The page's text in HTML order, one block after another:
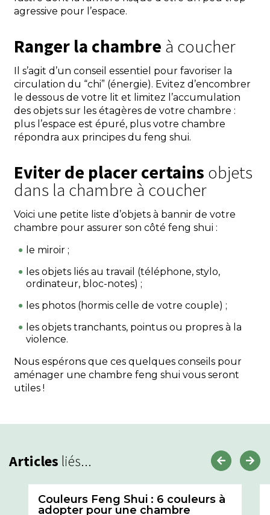
agressive pour l’espace.
Ranger la chambre à coucher
Il s’agit d’un conseil essentiel pour favoriser la
circulation du “chi” (énergie). Evitez d’encombrer
le dessous de votre lit et limitez l’accumulation
des objets sur les étagères de votre chambre :
plus l’espace est épuré, plus votre chambre
répondra aux principes du feng shui.
Eviter de placer certains objets
dans la chambre à coucher
Voici une petite liste d’objets à bannir de votre
chambre pour assurer son côté feng shui :
le miroir ;
les objets liés au travail (téléphone, stylo,
ordinateur, bloc-notes) ;
les photos (hormis celle de votre couple) ;
les objets tranchants, pointus ou propres à la
violence.
Nous espérons que ces quelques conseils pour
aménager une chambre feng shui vous seront
utiles !
Articles liés...
Couleurs Feng Shui : 6 couleurs à
adopter pour une chambre